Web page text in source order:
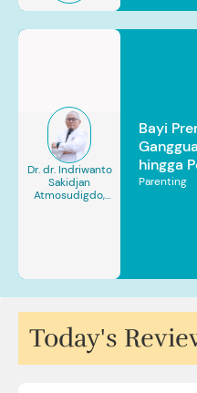
Dr. dr. Indriwanto
Sakidjan
Atmosudigdo,
Bayi
hingga
Parenting
Today's